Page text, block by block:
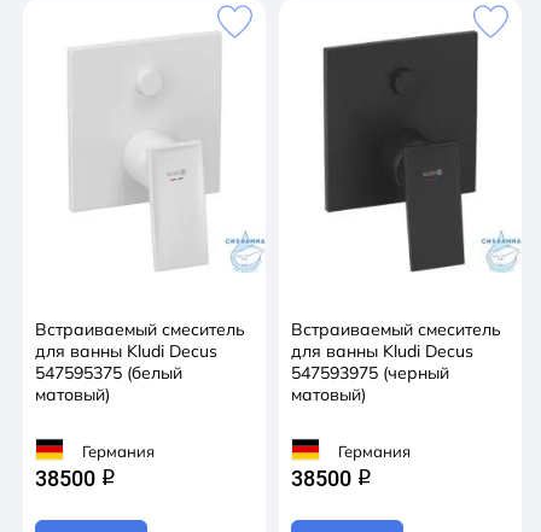
Встраиваемый смеситель
для ванны Kludi Decus
547595375 (белый
матовый)
Германия
38500 q
Встраиваемый смеситель
для ванны Kludi Decus
547593975 (черный
матовый)
Германия
38500 q